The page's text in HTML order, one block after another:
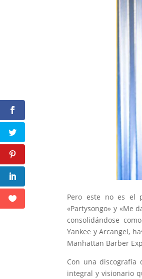
Pero este no es el
«Partysongo» y «Me
consolidándose
Yankee y Arcangel,
Manhattan Barber
Con una discografía
integral y visionario